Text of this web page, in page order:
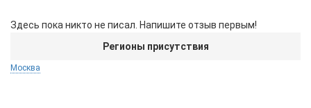
Здесь пока никто не писал. Напишите отзыв первым!
Регионы присутствия
Москва